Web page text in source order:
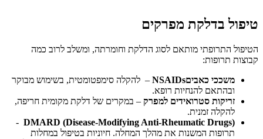
טיפול בדלקת מפרקים
הטיפול התרופתי מותאם לסוג הדלקת וחומרתה, ומשלב לרוב כמה
קבוצות תרופות:
משככי כאביםNSAIDs – להקלה סימפטומטית, בשימוש מבוקר
ובהתאם להנחיות רופא.
זריקות סטרואידים למפרק – במקרים של דלקת מקומית חריפה,
להקלה זמנית.
DMARD (Disease-Modifying Anti-Rheumatic Drugs)
-
תרופות המשנות את מהלך המחלה. חיוניות בטיפול במחלות